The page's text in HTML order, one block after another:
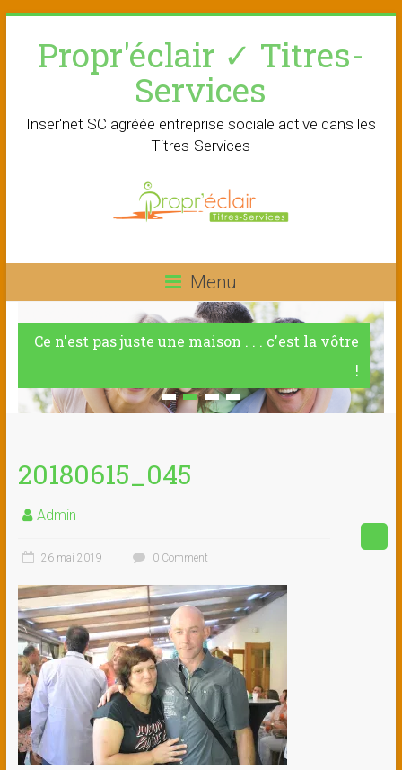
contentPropr'éclair ✓ Titres-
Services
Inser'net SC agréée entreprise sociale active dans les
Titres-Services
Menu
Ce n'est pas juste une maison . . . c'est la vôtre
!
20180615_045
Admin
26 mai 2019 0 Comment